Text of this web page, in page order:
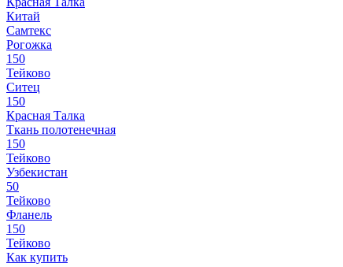
Китай
Самтекс
Рогожка
150
Тейково
Ситец
150
Красная Талка
Ткань полотенечная
150
Тейково
Узбекистан
50
Тейково
Фланель
150
Тейково
Как купить